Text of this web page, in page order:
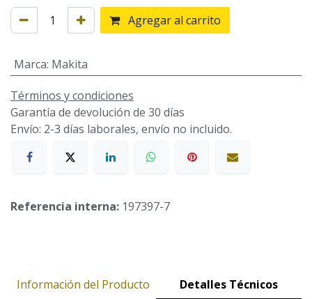
Agregar al carrito
Marca: Makita
Términos y condiciones
Garantía de devolución de 30 días
Envío: 2-3 días laborales, envío no incluido.
Referencia interna: 197397-7
Información del Producto Detalles Técnicos